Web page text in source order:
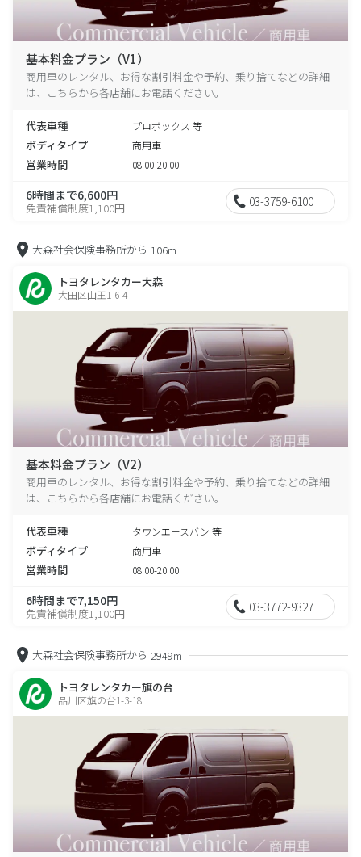
基本料金プラン（V1）
商用車のレンタル、お得な割引料金や予約、乗り捨てなどの詳細
は、こちらから各店舗にお電話ください。
代表車種 プロボックス 等
ボディタイプ 商用車
営業時間 08:00-20:00
6時間まで6,600円
免責補償制度1,100円 03-3759-6100
大森社会保険事務所から 106m
トヨタレンタカー大森
大田区山王1-6-4
基本料金プラン（V2）
商用車のレンタル、お得な割引料金や予約、乗り捨てなどの詳細
は、こちらから各店舗にお電話ください。
代表車種 タウンエースバン 等
ボディタイプ 商用車
営業時間 08:00-20:00
6時間まで7,150円
免責補償制度1,100円 03-3772-9327
大森社会保険事務所から 2949m
トヨタレンタカー旗の台
品川区旗の台1-3-18